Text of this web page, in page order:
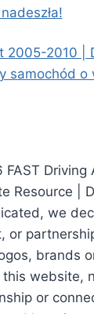
2005-2010 |
samochód o
Driving
Resource |
we
or
brands
website,
or